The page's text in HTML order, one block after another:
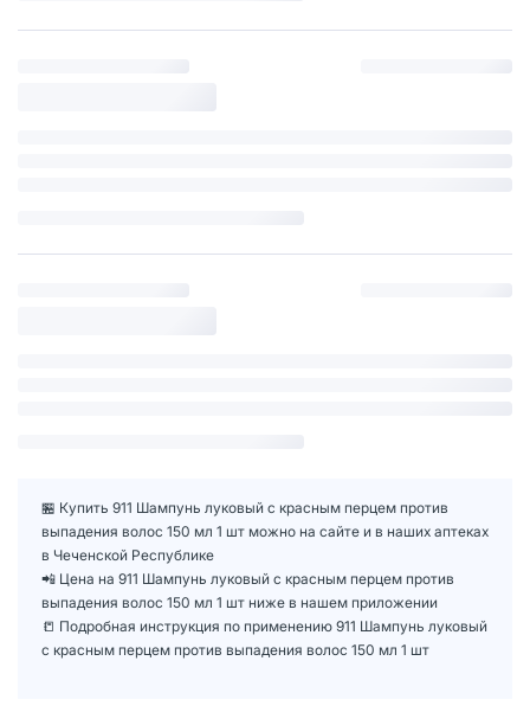
🏪 Купить 911 Шампунь луковый с красным перцем против
выпадения волос 150 мл 1 шт можно на сайте и в наших аптеках
в Чеченской Республике
📲 Цена на 911 Шампунь луковый с красным перцем против
выпадения волос 150 мл 1 шт ниже в нашем приложении
📒 Подробная инструкция по применению 911 Шампунь луковый
с красным перцем против выпадения волос 150 мл 1 шт